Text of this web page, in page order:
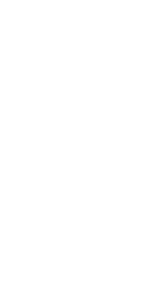
首选位置。
行（优先级 1）
进行（优先级 2）
首先检查集 A（优先
形成逻辑会检查下一
关系。